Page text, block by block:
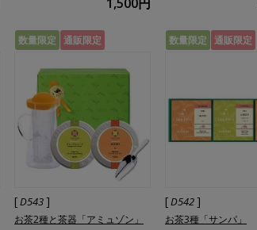
数量限定 通販限定
[D543 ]
お茶2種と茶器「アミュゾン」
数量限定 通販限定
[D542 ]
お茶3種「サンパ」